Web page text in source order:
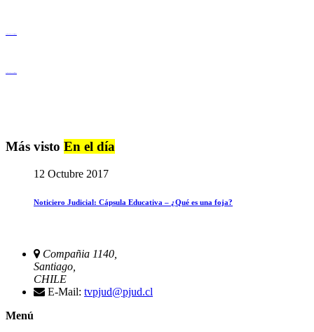
Más visto En el día
12 Octubre 2017
Noticiero Judicial: Cápsula Educativa – ¿Qué es una foja?
Compañia 1140,
Santiago,
CHILE
E-Mail: tvpjud@pjud.cl
Menú